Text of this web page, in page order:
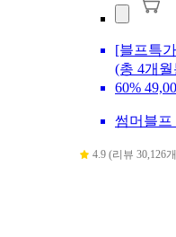
[블프특
(총 4개
60%
썸머블프
4.9 (리뷰 30,126